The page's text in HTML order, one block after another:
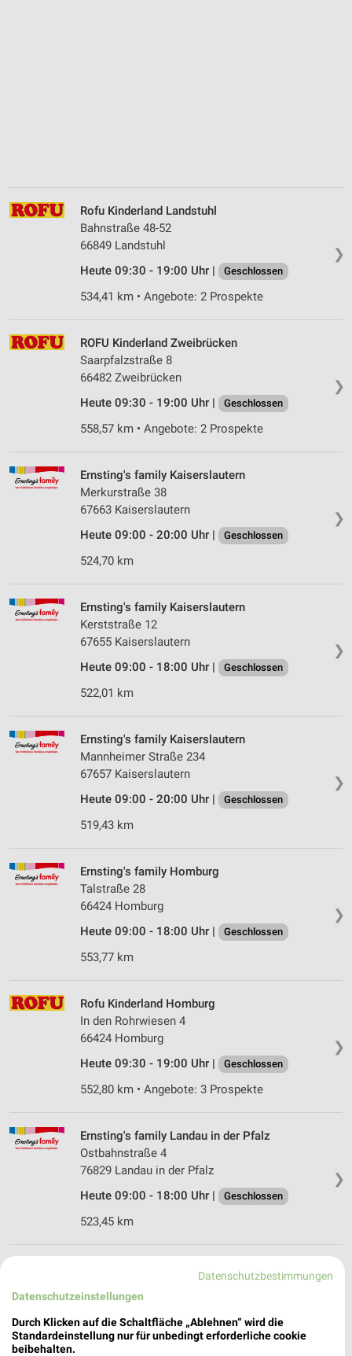
❯
Rofu Kinderland Landstuhl
Bahnstraße 48-52
66849 Landstuhl
Heute 09:30 - 19:00 Uhr |
Geschlossen
534,41 km • Angebote: 2 Prospekte
❯
ROFU Kinderland Zweibrücken
Saarpfalzstraße 8
66482 Zweibrücken
Heute 09:30 - 19:00 Uhr |
Geschlossen
558,57 km • Angebote: 2 Prospekte
❯
Ernsting's family Kaiserslautern
Merkurstraße 38
67663 Kaiserslautern
Heute 09:00 - 20:00 Uhr |
Geschlossen
524,70 km
❯
Ernsting's family Kaiserslautern
Kerststraße 12
67655 Kaiserslautern
Heute 09:00 - 18:00 Uhr |
Geschlossen
522,01 km
❯
Ernsting's family Kaiserslautern
Mannheimer Straße 234
67657 Kaiserslautern
Heute 09:00 - 20:00 Uhr |
Geschlossen
519,43 km
❯
Ernsting's family Homburg
Talstraße 28
66424 Homburg
Heute 09:00 - 18:00 Uhr |
Geschlossen
553,77 km
❯
Rofu Kinderland Homburg
In den Rohrwiesen 4
66424 Homburg
Heute 09:30 - 19:00 Uhr |
Geschlossen
552,80 km • Angebote: 3 Prospekte
❯
Ernsting's family Landau in der Pfalz
Ostbahnstraße 4
76829 Landau in der Pfalz
Heute 09:00 - 18:00 Uhr |
Geschlossen
523,45 km
76879 Bornheim
Heute 09:30 - 19:00 Uhr | Geschlossen
Datenschutzbestimmungen
Datenschutzeinstellungen
Durch Klicken auf die Schaltfläche „Ablehnen“ wird die
Standardeinstellung nur für unbedingt erforderliche cookie
beibehalten.